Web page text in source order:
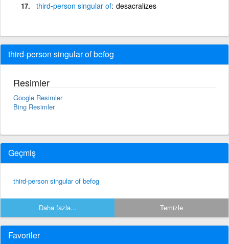
third-person singular of desacralizes
third-person singular of befog
Resimler
Google Resimler
Bing Resimler
Geçmiş
third-person singular of befog
Daha fazla... Temizle
Favoriler